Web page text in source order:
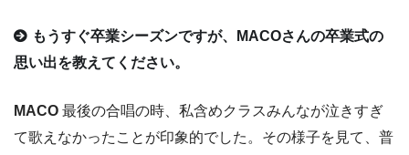
もうすぐ卒業シーズンですが、MACOさんの卒業式の
思い出を教えてください。
MACO 最後の合唱の時、私含めクラスみんなが泣きすぎ
て歌えなかったことが印象的でした。その様子を見て、普